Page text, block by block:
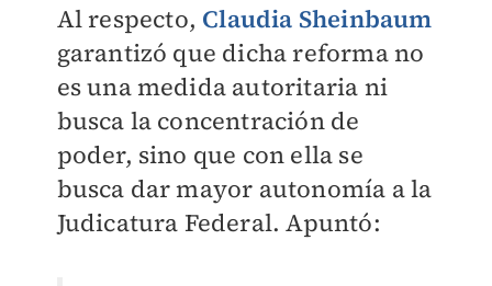
Al respecto, Claudia Sheinbaum
garantizó que dicha reforma no
es una medida autoritaria ni
busca la concentración de
poder, sino que con ella se
busca dar mayor autonomía a la
Judicatura Federal. Apuntó: